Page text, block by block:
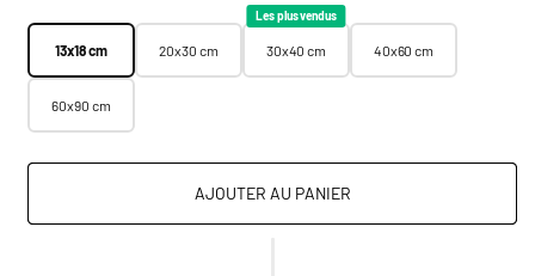
20x30 cm 30x40 cm
13x18 cm 20x30 cm
Les plus vendus
30x40 cm 40x60 cm
60x90 cm
AJOUTER AU PANIER